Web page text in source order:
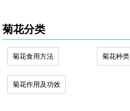
菊花分类
菊花食用方法 菊花种类
菊花作用及功效